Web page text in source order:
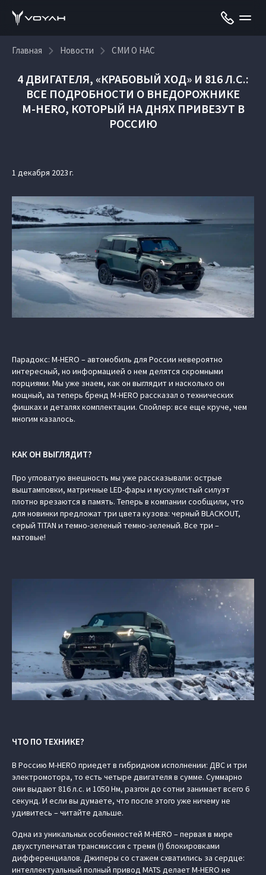
Главная Новости СМИ О НАС
4 ДВИГАТЕЛЯ, «КРАБОВЫЙ ХОД» И 816 Л.С.:
ВСЕ ПОДРОБНОСТИ О ВНЕДОРОЖНИКЕ
M‑HERO, КОТОРЫЙ НА ДНЯХ ПРИВЕЗУТ В
РОССИЮ
1 декабря 2023 г.
Парадокс: M‑HERO – автомобиль для России невероятно
интересный, но информацией о нем делятся скромными
порциями. Мы уже знаем, как он выглядит и насколько он
мощный, аа теперь бренд M‑HERO рассказал о технических
фишках и деталях комплектации. Спойлер: все еще круче, чем
многим казалось.
КАК ОН ВЫГЛЯДИТ?
Про угловатую внешность мы уже рассказывали: острые
выштамповки, матричные LED-фары и мускулистый силуэт
плотно врезаются в память. Теперь в компании сообщили, что
для новинки предложат три цвета кузова: черный BLACKOUT,
серый TITAN и темно-зеленый темно-зеленый. Все три –
матовые!
ЧТО ПО ТЕХНИКЕ?
В Россию M‑HERO приедет в гибридном исполнении: ДВС и три
электромотора, то есть четыре двигателя в сумме. Суммарно
они выдают 816 л.с. и 1050 Нм, разгон до сотни занимает всего 6
секунд. И если вы думаете, что после этого уже ничему не
удивитесь – читайте дальше.
Одна из уникальных особенностей M‑HERO – первая в мире
двухступенчатая трансмиссия с тремя (!) блокировками
дифференциалов. Джиперы со стажем схватились за сердце:
интеллектуальный полный привод MATS делает M‑HERO не